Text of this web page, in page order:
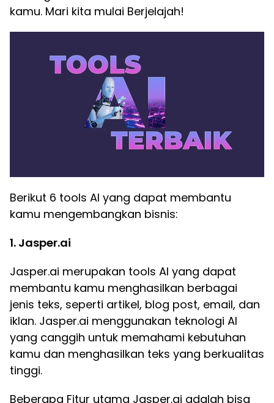
kamu. Mari kita mulai Berjelajah!
Berikut 6 tools AI yang dapat membantu
kamu mengembangkan bisnis:
1. Jasper.ai
Jasper.ai merupakan tools AI yang dapat
membantu kamu menghasilkan berbagai
jenis teks, seperti artikel, blog post, email, dan
iklan. Jasper.ai menggunakan teknologi AI
yang canggih untuk memahami kebutuhan
kamu dan menghasilkan teks yang berkualitas
tinggi.
Beberapa Fitur utama Jasper.ai adalah bisa